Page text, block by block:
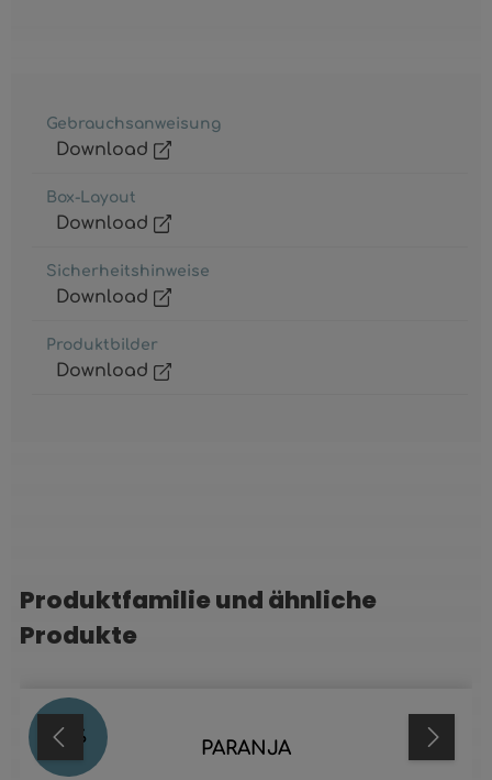
Gebrauchsanweisung
Download
Box-Layout
Download
Sicherheitshinweise
Download
Produktbilder
Download
Produktgalerie überspringen
Produktfamilie und ähnliche
Produkte
24 % PARANJA